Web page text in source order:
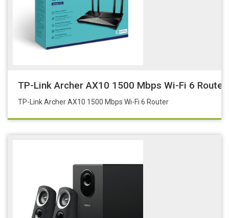
TP-Link Archer AX10 1500 Mbps Wi-Fi 6 Router
TP-Link Archer AX10 1500 Mbps Wi-Fi 6 Router